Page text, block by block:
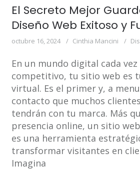
El Secreto Mejor
Diseño Web Exitoso y
octubre 16, 2024 Cinthia Mancini
En un mundo digital cada vez
competitivo, tu sitio web es
virtual. Es el primer y, a
contacto que muchos
tendrán con tu marca. Más
presencia online, un sitio
es una herramienta
transformar visitantes en
Imagina